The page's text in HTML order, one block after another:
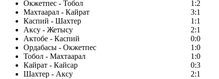
Окжетпес - Тобол
1:2
Махтаарал - Кайрат
3:1
Каспий - Шахтер
1:1
Аксу - Жетысу
2:1
Актобе - Каспий
0:0
Ордабасы - Окжетпес
1:0
Тобол - Махтаарал
1:0
Кайрат - Кайсар
0:3
Шахтер - Аксу
2:1